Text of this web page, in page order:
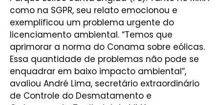
como na SGPR, seu relato emocionou e
exemplificou um problema urgente do
licenciamento ambiental. “Temos que
aprimorar a norma do Conama sobre eólicas.
Essa quantidade de problemas não pode se
enquadrar em baixo impacto ambiental”,
avaliou André Lima, secretário extraordinário
de Controle do Desmatamento e